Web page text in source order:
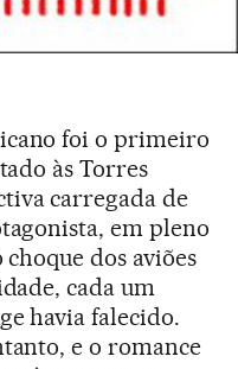
foi o primeiro
às Torres
carregada de
em pleno
dos aviões
cada um
havia falecido.
e o romance